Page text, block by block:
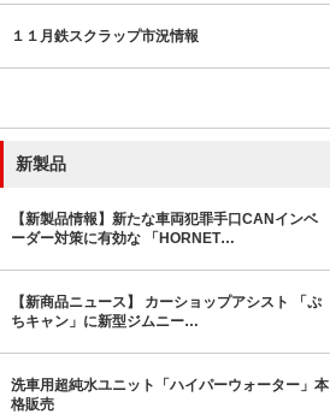
１１月鉄スクラップ市況情報
新製品
【新製品情報】新たな車両犯罪手口CANインベ
ーダー対策に有効な 「HORNET…
【新商品ニュース】 カーショップアシスト 「ぷ
ちキャン」に新型ジムニー…
洗車用超純水ユニット「ハイパーウォーター」本
格販売